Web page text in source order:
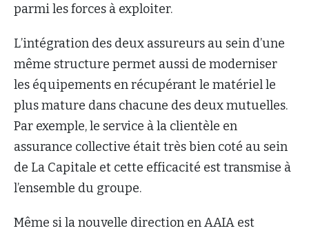
parmi les forces à exploiter.
L’intégration des deux assureurs au sein d’une
même structure permet aussi de moderniser
les équipements en récupérant le matériel le
plus mature dans chacune des deux mutuelles.
Par exemple, le service à la clientèle en
assurance collective était très bien coté au sein
de La Capitale et cette efficacité est transmise à
l’ensemble du groupe.
Même si la nouvelle direction en AAIA est